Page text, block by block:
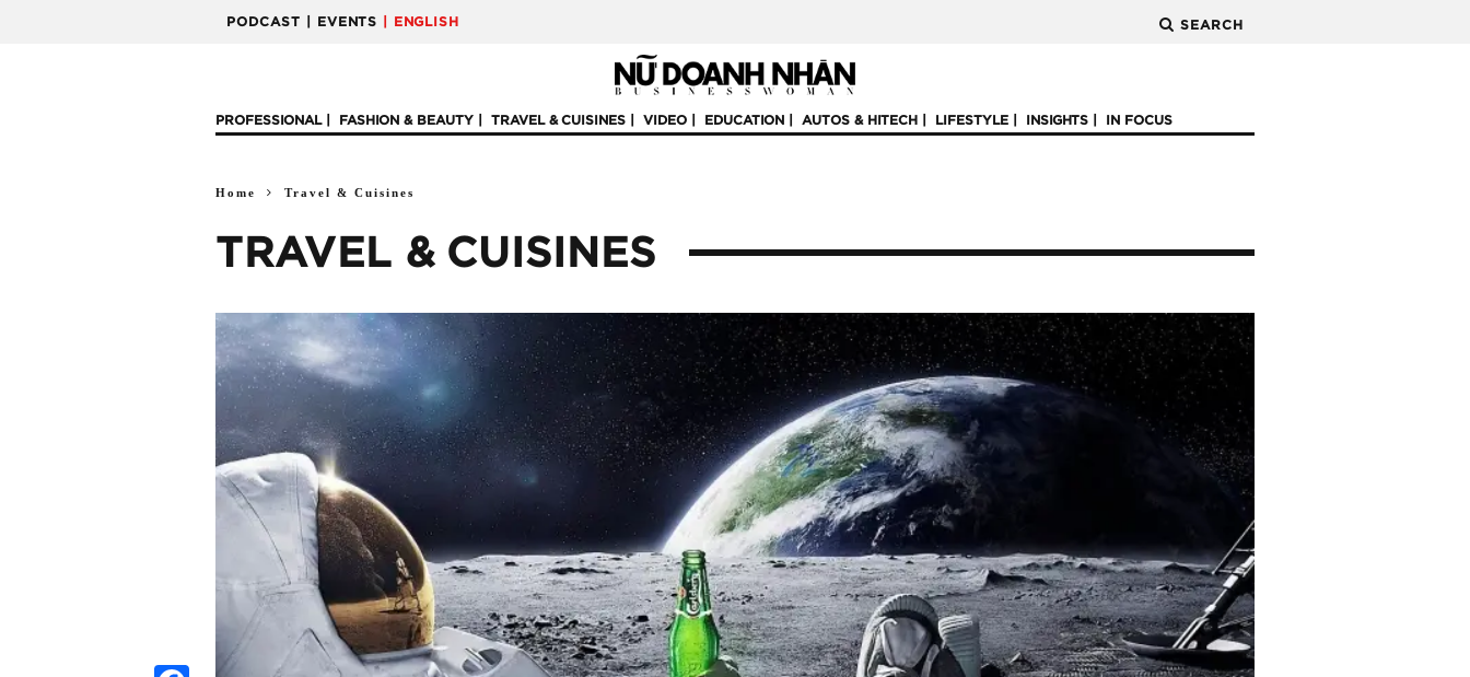
PODCAST | EVENTS | ENGLISH SEARCH
PROFESSIONAL FASHION & BEAUTY TRAVEL & CUISINES VIDEO EDUCATION AUTOS & HITECH LIFESTYLE INSIGHTS IN FOCUS
Home Travel & Cuisines
TRAVEL & CUISINES